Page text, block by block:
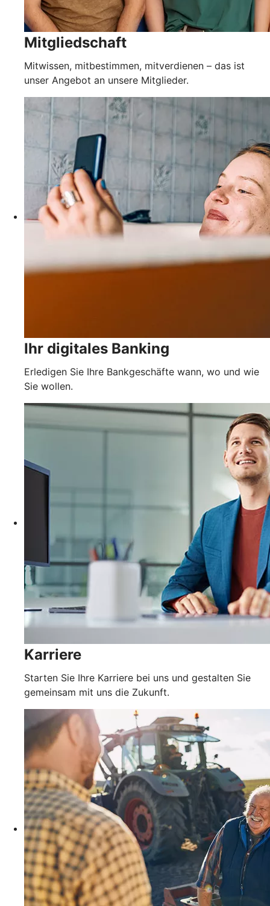
Mitgliedschaft
Mitwissen, mitbestimmen, mitverdienen – das ist
unser Angebot an unsere Mitglieder.
Ihr digitales Banking
Erledigen Sie Ihre Bankgeschäfte wann, wo und wie
Sie wollen.
Karriere
Starten Sie Ihre Karriere bei uns und gestalten Sie
gemeinsam mit uns die Zukunft.